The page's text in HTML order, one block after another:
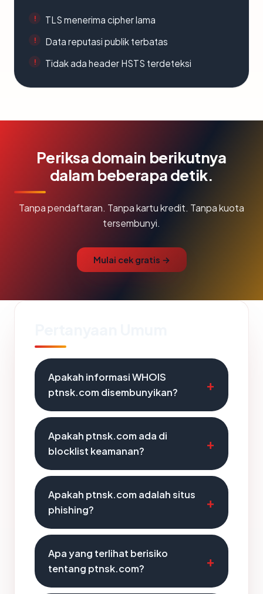
TLS menerima cipher lama
Data reputasi publik terbatas
Tidak ada header HSTS terdeteksi
Periksa domain berikutnya
dalam beberapa detik.
Tanpa pendaftaran. Tanpa kartu kredit. Tanpa kuota
tersembunyi.
Mulai cek gratis →
Apakah informasi WHOIS
ptnsk.com disembunyikan?
Apakah ptnsk.com ada di
blocklist keamanan?
Apakah ptnsk.com adalah situs
phishing?
Apa yang terlihat berisiko
tentang ptnsk.com?